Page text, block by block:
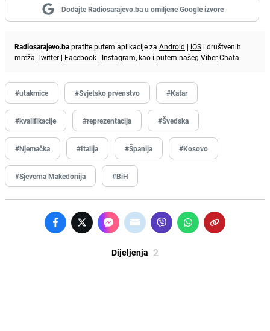
Dodajte Radiosarajevo.ba u omiljene Google izvore
Radiosarajevo.bapratite putem aplikacije za Android | iOS i društvenih
mreža Twitter | Facebook | Instagram, kao i putem našeg ViberChata.
#utakmice #Svjetsko prvenstvo #Katar
#kvalifikacije #reprezentacija #Švedska
#Njemačka #Italija #Španija #Kosovo
#Sjeverna Makedonija #BiH
Dijeljenja 2